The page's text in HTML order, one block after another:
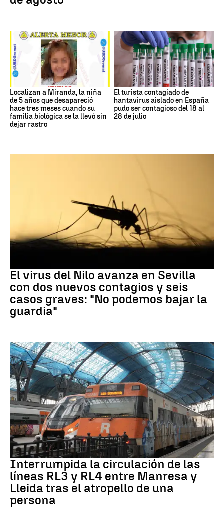
Localizan a Miranda, la niña
de 5 años que desapareció
hace tres meses cuando su
familia biológica se la llevó sin
dejar rastro
El turista contagiado de
hantavirus aislado en España
pudo ser contagioso del 18 al
28 de julio
El virus del Nilo avanza en Sevilla
con dos nuevos contagios y seis
casos graves: "No podemos bajar la
guardia"
RODALÍES
Interrumpida la circulación de las
líneas RL3 y RL4 entre Manresa y
Lleida tras el atropello de una
persona